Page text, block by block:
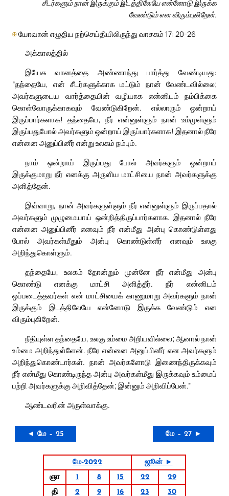
சீடர்களும் நான் இருக்கும் இடத்திலேயே என்னோடு இருக்க
வேண்டும் என விரும்புகிறேன்.
✠யோவான் எழுதிய நற்செய்தியிலிருந்து வாசகம் 17: 20-26
அக்காலத்தில்
இயேசு வானத்தை அண்ணாந்து பார்த்து வேண்டியது:
“தந்தையே, என் சீடர்களுக்காக மட்டும் நான் வேண்டவில்லை;
அவர்களுடைய வார்த்தையின் வழியாக என்னிடம் நம்பிக்கை
கொள்வோருக்காகவும் வேண்டுகிறேன். எல்லாரும் ஒன்றாய்
இருப்பார்களாக! தந்தையே, நீர் என்னுள்ளும் நான் உம்முள்ளும்
இருப்பதுபோல் அவர்களும் ஒன்றாய் இருப்பார்களாக! இதனால் நீரே
என்னை அனுப்பினீர் என்று உலகம் நம்பும்.
நாம் ஒன்றாய் இருப்பது போல் அவர்களும் ஒன்றாய்
இருக்குமாறு நீர் எனக்கு அருளிய மாட்சியை நான் அவர்களுக்கு
அளித்தேன்.
இவ்வாறு, நான் அவர்களுள்ளும் நீர் என்னுள்ளும் இருப்பதால்
அவர்களும் முழுமையாய் ஒன்றித்திருப்பார்களாக. இதனால் நீரே
என்னை அனுப்பினீர் எனவும் நீர் என்மீது அன்பு கொண்டுள்ளது
போல் அவர்கள்மீதும் அன்பு கொண்டுள்ளீர் எனவும் உலகு
அறிந்துகொள்ளும்.
தந்தையே, உலகம் தோன்றும் முன்னே நீர் என்மீது அன்பு
கொண்டு எனக்கு மாட்சி அளித்தீர். நீர் என்னிடம்
ஒப்படைத்தவர்கள் என் மாட்சியைக் காணுமாறு அவர்களும் நான்
இருக்கும் இடத்திலேயே என்னோடு இருக்க வேண்டும் என
விரும்புகிறேன்.
நீதியுள்ள தந்தையே, உலகு உம்மை அறியவில்லை; ஆனால் நான்
உம்மை அறிந்துள்ளேன். நீரே என்னை அனுப்பினீர் என அவர்களும்
அறிந்துகொண்டார்கள். நான் அவர்களோடு இணைந்திருக்கவும்
நீர் என்மீது கொண்டிருந்த அன்பு அவர்கள்மீது இருக்கவும் உம்மைப்
பற்றி அவர்களுக்கு அறிவித்தேன்; இன்னும் அறிவிப்பேன்.”
ஆண்டவரின் அருள்வாக்கு.
◄ மே – 25 மே – 27 ►
மே-2022
ஜூன் ►
ஞா
1 8 15 22
29
தி
2 9 16 23
30